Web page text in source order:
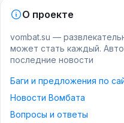
О проекте
vombat.su —
может стать каждый.
последние новости
Баги и предложения по
Новости Вомбата
Вопросы и ответы